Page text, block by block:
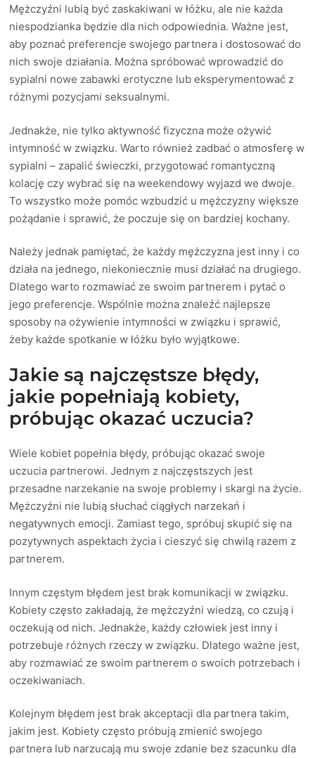
Mężczyźni lubią być zaskakiwani w łóżku, ale nie każda
niespodzianka będzie dla nich odpowiednia. Ważne jest,
aby poznać preferencje swojego partnera i dostosować do
nich swoje działania. Można spróbować wprowadzić do
sypialni nowe zabawki erotyczne lub eksperymentować z
różnymi pozycjami seksualnymi.
Jednakże, nie tylko aktywność fizyczna może ożywić
intymność w związku. Warto również zadbać o atmosferę w
sypialni – zapalić świeczki, przygotować romantyczną
kolację czy wybrać się na weekendowy wyjazd we dwoje.
To wszystko może pomóc wzbudzić u mężczyzny większe
pożądanie i sprawić, że poczuje się on bardziej kochany.
Należy jednak pamiętać, że każdy mężczyzna jest inny i co
działa na jednego, niekoniecznie musi działać na drugiego.
Dlatego warto rozmawiać ze swoim partnerem i pytać o
jego preferencje. Wspólnie można znaleźć najlepsze
sposoby na ożywienie intymności w związku i sprawić,
żeby każde spotkanie w łóżku było wyjątkowe.
Jakie są najczęstsze błędy,
jakie popełniają kobiety,
próbując okazać uczucia?
Wiele kobiet popełnia błędy, próbując okazać swoje
uczucia partnerowi. Jednym z najczęstszych jest
przesadne narzekanie na swoje problemy i skargi na życie.
Mężczyźni nie lubią słuchać ciągłych narzekań i
negatywnych emocji. Zamiast tego, spróbuj skupić się na
pozytywnych aspektach życia i cieszyć się chwilą razem z
partnerem.
Innym częstym błędem jest brak komunikacji w związku.
Kobiety często zakładają, że mężczyźni wiedzą, co czują i
oczekują od nich. Jednakże, każdy człowiek jest inny i
potrzebuje różnych rzeczy w związku. Dlatego ważne jest,
aby rozmawiać ze swoim partnerem o swoich potrzebach i
oczekiwaniach.
Kolejnym błędem jest brak akceptacji dla partnera takim,
jakim jest. Kobiety często próbują zmienić swojego
partnera lub narzucają mu swoje zdanie bez szacunku dla